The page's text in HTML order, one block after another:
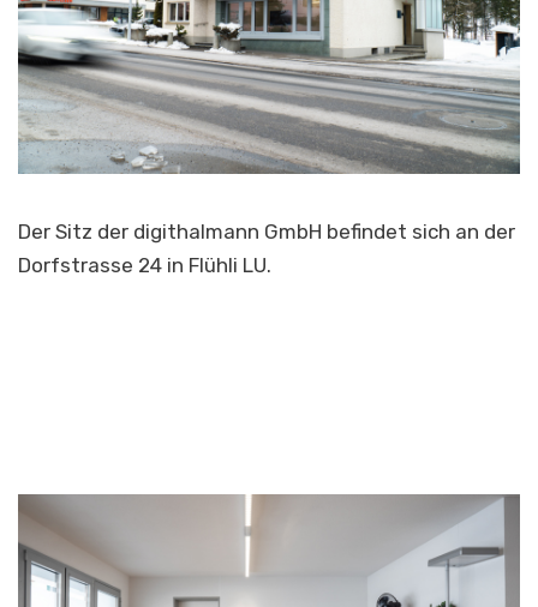
Der Sitz der digithalmann GmbH befindet sich an der
Dorfstrasse 24 in Flühli LU.